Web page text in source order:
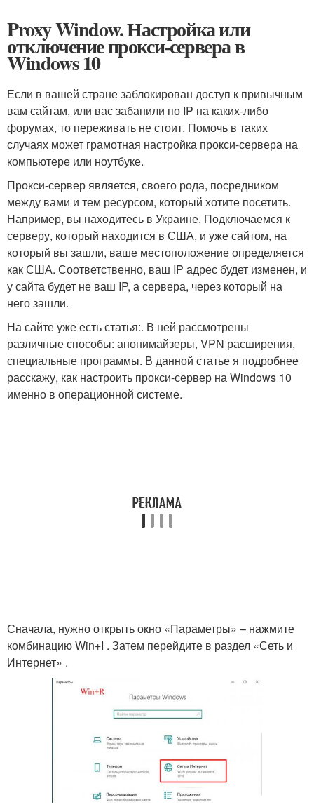
Proxy Window. Настройка или
отключение прокси-сервера в
Windows 10
Если в вашей стране заблокирован доступ к привычным
вам сайтам, или вас забанили по IP на каких-либо
форумах, то переживать не стоит. Помочь в таких
случаях может грамотная настройка прокси-сервера на
компьютере или ноутбуке.
Прокси-сервер является, своего рода, посредником
между вами и тем ресурсом, который хотите посетить.
Например, вы находитесь в Украине. Подключаемся к
серверу, который находится в США, и уже сайтом, на
который вы зашли, ваше местоположение определяется
как США. Соответственно, ваш IP адрес будет изменен, и
у сайта будет не ваш IP, а сервера, через который на
него зашли.
На сайте уже есть статья:. В ней рассмотрены
различные способы: анонимайзеры, VPN расширения,
специальные программы. В данной статье я подробнее
расскажу, как настроить прокси-сервер на Windows 10
именно в операционной системе.
Сначала, нужно открыть окно «Параметры» – нажмите
комбинацию Win+I . Затем перейдите в раздел «Сеть и
Интернет» .